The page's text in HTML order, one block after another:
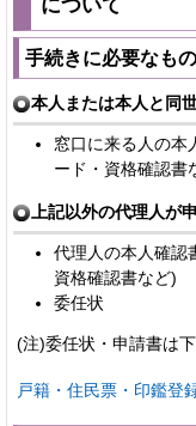
手続きに必要なもの
本人または本人と同
窓口に来る人の本
ード・資格確認書
上記以外の代理人が
代理人の本人確認
資格確認書など)
委任状
(注)委任状・申請書は
戸籍・住民票・印鑑登